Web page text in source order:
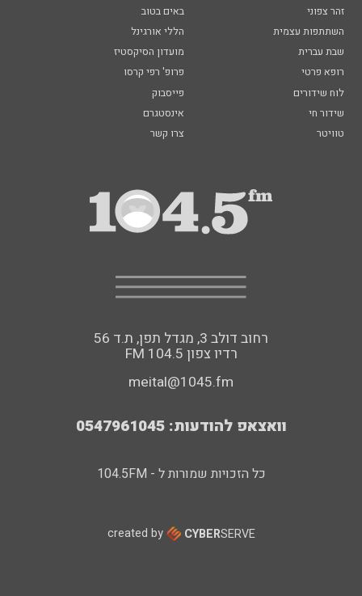
זהר צפוני
באים בטוב
השתתפות עצמית
הללי אורגינל
שבת עברית
מועדון הסיקסטיז
רופא פרטי
פרופ' רפי קרסו
לוח שידורים
פייסבוק
שידור חי
אינסטגרם
טוויטר
צרו קשר
רחוב דולב 3, מגדל תפן, ת.ד 56
FM רדיו צפון 104.5
meital@1045.fm
וואצאפ להודעות: 0547961045
כל הזכויות שמורות ל - 104.5FM
created by CYBERSERVE